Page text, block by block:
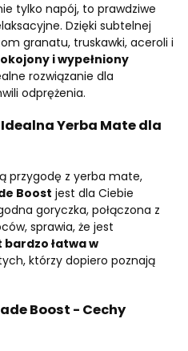
tylko napój, to prawdziwe
Dzięki subtelnej
granatu, truskawki, aceroli i
i wypełniony
rozwiązanie dla
odprężenia.
Yerba Mate dla
przygodę z yerba mate,
Boost jest dla Ciebie
goryczka, połączona z
sprawia, że jest
łatwa w
którzy dopiero poznają
Boost - Cechy